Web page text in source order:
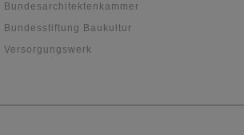
Bundesarchitektenkammer
Bundesstiftung Baukultur
Versorgungswerk